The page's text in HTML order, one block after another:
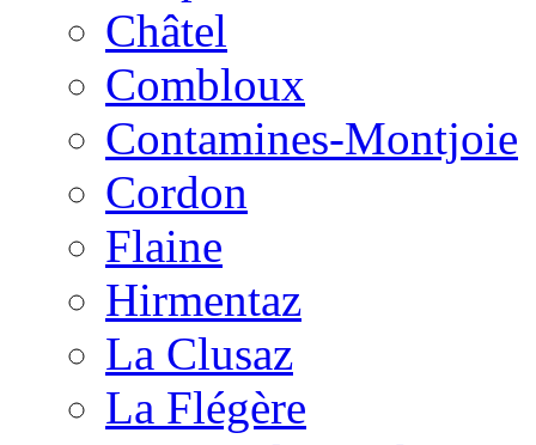
Châtel
Combloux
Contamines-Montjoie
Cordon
Flaine
Hirmentaz
La Clusaz
La Flégère